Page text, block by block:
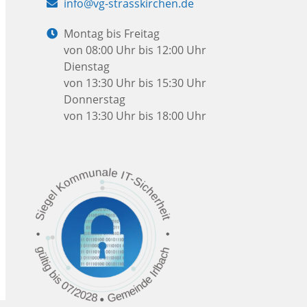
info@vg-strasskirchen.de
Öffnungszeiten:
Montag bis Freitag
von 08:00 Uhr bis 12:00 Uhr
Dienstag
von 13:30 Uhr bis 15:30 Uhr
Donnerstag
von 13:30 Uhr bis 18:00 Uhr